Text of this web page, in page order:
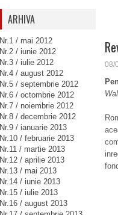
08/
ARHIVA
Nr.1 / mai 2012
Nr.2 / iunie 2012
Nr.3 / iulie 2012
Nr.4 / august 2012
Nr.5 / septembrie 2012
Nr.6 / octombrie 2012
Nr.7 / noiembrie 2012
Nr.8 / decembrie 2012
Nr.9 / ianuarie 2013
Nr.10 / februarie 2013
Nr.11 / martie 2013
Nr.12 / aprilie 2013
Nr.13 / mai 2013
Nr.14 / iunie 2013
Nr.15 / iulie 2013
Nr.16 / august 2013